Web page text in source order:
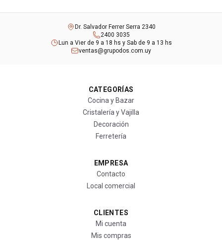
Dr. Salvador Ferrer Serra 2340
2400 3035
Lun a Vier de 9 a 18 hs y Sab de 9 a 13 hs
ventas@grupodos.com.uy
CATEGORÍAS
Cocina y Bazar
Cristalería y Vajilla
Decoración
Ferretería
EMPRESA
Contacto
Local comercial
CLIENTES
Mi cuenta
Mis compras